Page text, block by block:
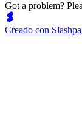
Got a problem?
Creado con